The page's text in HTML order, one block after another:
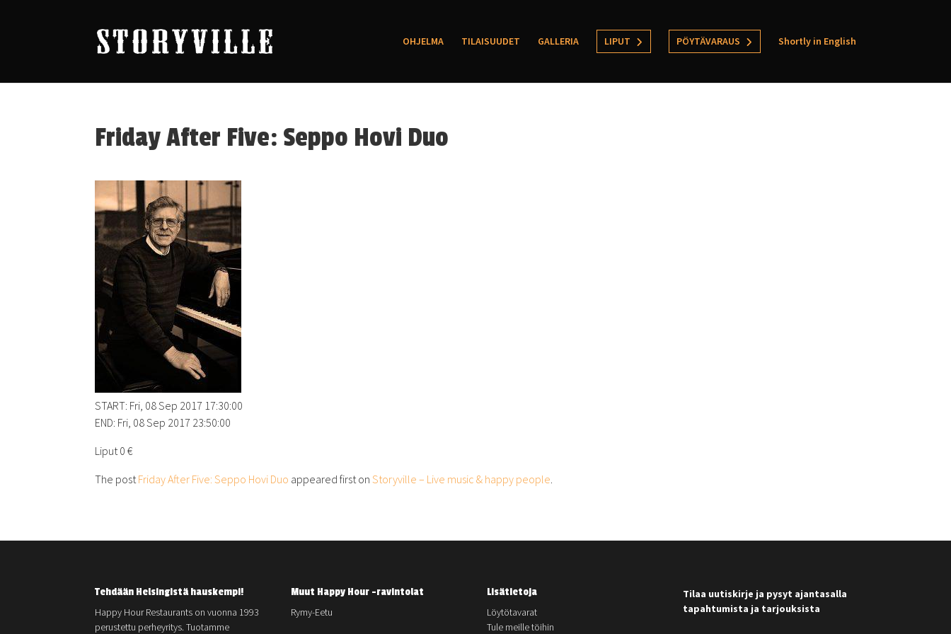
OHJELMA TILAISUUDET GALLERIA LIPUT PÖYTÄVARAUS Shortly in English
Friday After Five: Seppo Hovi Duo
START: Fri, 08 Sep 2017 17:30:00
END: Fri, 08 Sep 2017 23:50:00
Liput 0 €
The postFriday After Five: Seppo Hovi Duo appeared first onStoryville – Live music & happy people.
Tehdään Helsingistä hauskempi!
Happy Hour Restaurants on vuonna 1993
perustettu perheyritys. Tuotamme
Muut Happy Hour -ravintolat
Rymy-Eetu
Lisätietoja
Löytötavarat
Tule meille töihin
Tilaa uutiskirje ja pysyt ajantasalla
tapahtumista ja tarjouksista